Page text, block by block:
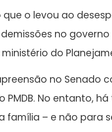
que o levou ao
no
do
no Senado
PMDB. No entanto,
família – e não para